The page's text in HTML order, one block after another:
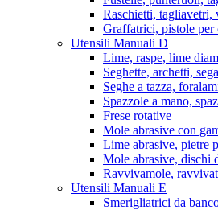
Raschietti, tagliavetri,
Graffatrici, pistole per
Utensili Manuali D
Lime, raspe, lime
Seghette, archetti,
Seghe a tazza,
Spazzole a mano,
Frese rotative
Mole abrasive con
Lime abrasive, pietre
Mole abrasive, dischi
Ravvivamole,
Utensili Manuali E
Smerigliatrici da